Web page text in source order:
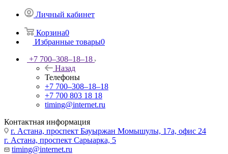
Личный кабинет
Корзина0
Избранные товары0
+7 700‒308‒18‒18
Назад
Телефоны
+7 700‒308‒18‒18
+7 700 803 18 18
timing@internet.ru
Контактная информация
г. Астана, проспект Бауыржан Момышулы, 17а, офис 24
г. Астана, проспект Сарыарка, 5
timing@internet.ru